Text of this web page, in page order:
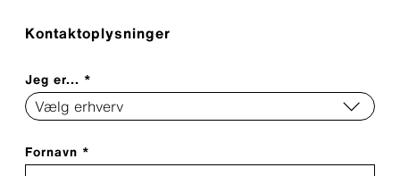
Kontaktoplysninger
Jeg er... *
Fornavn *